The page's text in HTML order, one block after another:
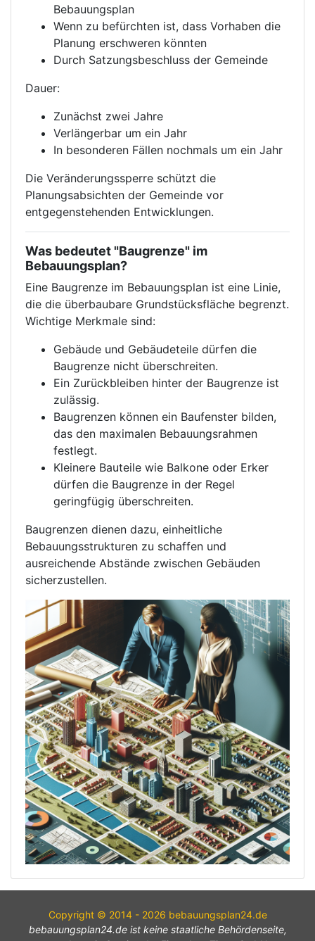
Bebauungsplan
Wenn zu befürchten ist, dass Vorhaben die
Planung erschweren könnten
Durch Satzungsbeschluss der Gemeinde
Dauer:
Zunächst zwei Jahre
Verlängerbar um ein Jahr
In besonderen Fällen nochmals um ein Jahr
Die Veränderungssperre schützt die
Planungsabsichten der Gemeinde vor
entgegenstehenden Entwicklungen.
Was bedeutet "Baugrenze" im
Bebauungsplan?
Eine Baugrenze im Bebauungsplan ist eine Linie,
die die überbaubare Grundstücksfläche begrenzt.
Wichtige Merkmale sind:
Gebäude und Gebäudeteile dürfen die
Baugrenze nicht überschreiten.
Ein Zurückbleiben hinter der Baugrenze ist
zulässig.
Baugrenzen können ein Baufenster bilden,
das den maximalen Bebauungsrahmen
festlegt.
Kleinere Bauteile wie Balkone oder Erker
dürfen die Baugrenze in der Regel
geringfügig überschreiten.
Baugrenzen dienen dazu, einheitliche
Bebauungsstrukturen zu schaffen und
ausreichende Abstände zwischen Gebäuden
sicherzustellen.
Copyright © 2014 - 2026 bebauungsplan24.de
bebauungsplan24.de ist keine staatliche Behördenseite,